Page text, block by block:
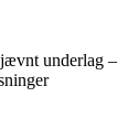
underlag –